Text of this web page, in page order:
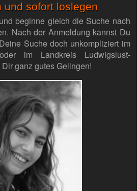
und sofort loslegen
beginne gleich die Suche nach
Nach der Anmeldung kannst Du
Suche doch unkompliziert im
im Landkreis Ludwigslust-
ganz gutes Gelingen!